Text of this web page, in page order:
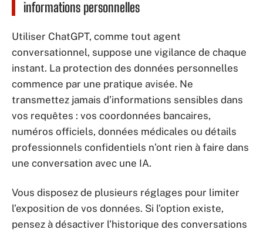
informations personnelles
Utiliser ChatGPT, comme tout agent
conversationnel, suppose une vigilance de chaque
instant. La protection des données personnelles
commence par une pratique avisée. Ne
transmettez jamais d’informations sensibles dans
vos requêtes : vos coordonnées bancaires,
numéros officiels, données médicales ou détails
professionnels confidentiels n’ont rien à faire dans
une conversation avec une IA.
Vous disposez de plusieurs réglages pour limiter
l’exposition de vos données. Si l’option existe,
pensez à désactiver l’historique des conversations